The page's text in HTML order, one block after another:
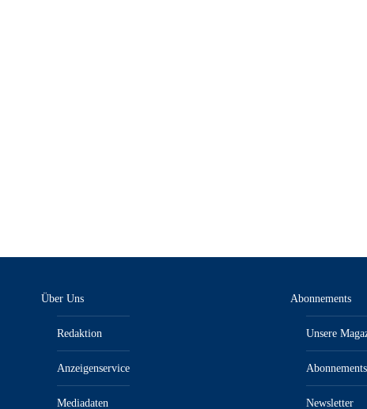
Über Uns
Redaktion
Anzeigenservice
Mediadaten
Abonnements
Unsere
Abonnements
Newsletter